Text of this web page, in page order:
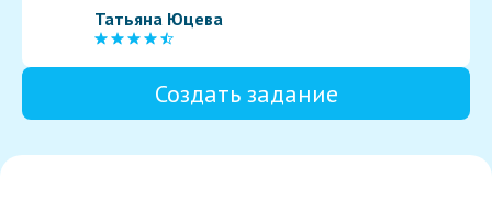
Татьяна Юцева
Создать задание